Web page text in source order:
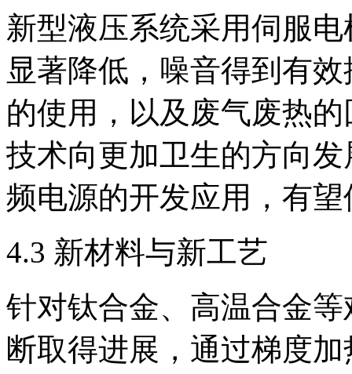
新型液压系统采用伺服
显著降低，噪音得到有
的使用，以及废气废热
技术向更加卫生的方向
频电源的开发应用，有
4.3 新材料与新工艺
针对钛合金、高温合金
断取得进展，通过梯度